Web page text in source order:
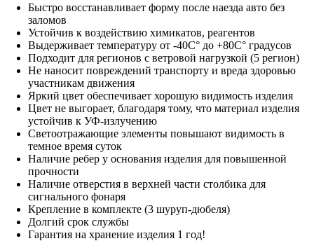
Быстро восстанавливает форму после наезда авто без
заломов
Устойчив к воздействию химикатов, реагентов
Выдерживает температуру от -40С° до +80С° градусов
Подходит для регионов с ветровой нагрузкой (5 регион)
Не наносит повреждений транспорту и вреда здоровью
участникам движения
Яркий цвет обеспечивает хорошую видимость изделия
Цвет не выгорает, благодаря тому, что материал изделия
устойчив к УФ-излучению
Светоотражающие элементы повышают видимость в
темное время суток
Наличие ребер у основания изделия для повышенной
прочности
Наличие отверстия в верхней части столбика для
сигнального фонаря
Крепление в комплекте (3 шуруп-дюбеля)
Долгий срок службы
Гарантия на хранение изделия 1 год!